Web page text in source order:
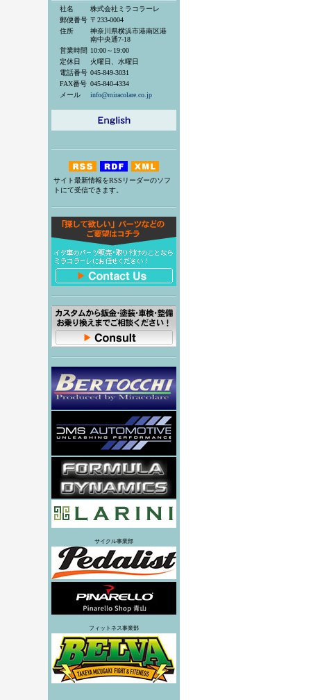
社名
株式会社ミラコラーレ
郵便番号 〒233-0004
住所
神奈川県横浜市港南区港
南中央通7-18
営業時間 10:00～19:00
定休日
火曜日、水曜日
電話番号 045-849-3031
FAX番号 045-840-4334
メール
info@miracolare.co.jp
サイト最新情報をRSSリーダーのソフ
トにて受信できます。
サイクル事業部
フィットネス事業部